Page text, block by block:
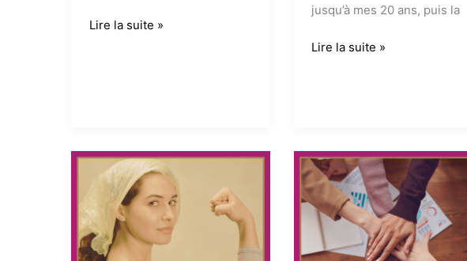
Pause
Lire la suite »
jusqu’à mes 20 ans, puis la
La
pour
les
danseurs
Lire la suite »